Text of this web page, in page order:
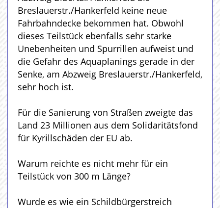
Breslauerstr./Hankerfeld keine neue
Fahrbahndecke bekommen hat. Obwohl
dieses Teilstück ebenfalls sehr starke
Unebenheiten und Spurrillen aufweist und
die Gefahr des Aquaplanings gerade in der
Senke, am Abzweig Breslauerstr./Hankerfeld,
sehr hoch ist.
Für die Sanierung von Straßen zweigte das
Land 23 Millionen aus dem Solidaritätsfond
für Kyrillschäden der EU ab.
Warum reichte es nicht mehr für ein
Teilstück von 300 m Länge?
Wurde es wie ein Schildbürgerstreich